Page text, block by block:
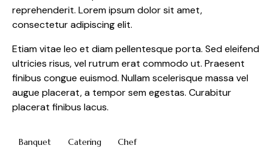
reprehenderit. Lorem ipsum dolor sit amet,
consectetur adipiscing elit.
Etiam vitae leo et diam pellentesque porta. Sed eleifend
ultricies risus, vel rutrum erat commodo ut. Praesent
finibus congue euismod. Nullam scelerisque massa vel
augue placerat, a tempor sem egestas. Curabitur
placerat finibus lacus.
Banquet Catering Chef